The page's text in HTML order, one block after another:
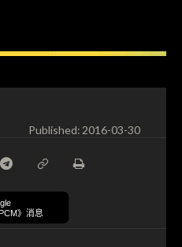
Published:2016-03-30
》消息